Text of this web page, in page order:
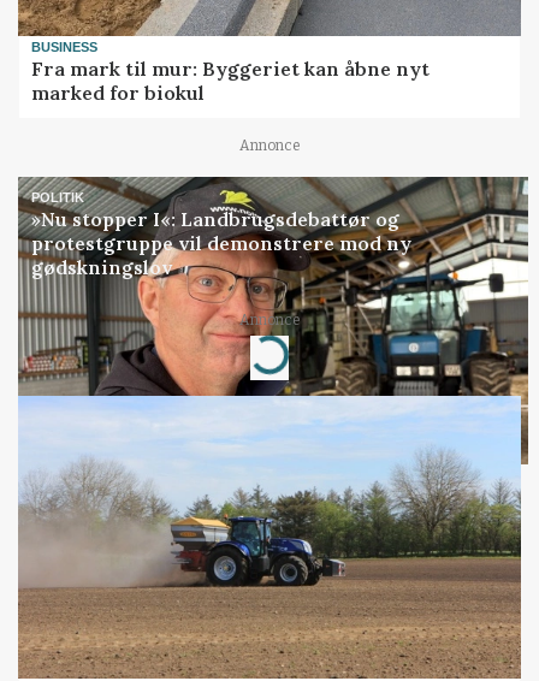
BUSINESS
Fra mark til mur: Byggeriet kan åbne nyt
marked for biokul
Annonce
POLITIK
»Nu stopper I«: Landbrugsdebattør og
protestgruppe vil demonstrere mod ny
gødskningslov
Annonce
Loading...